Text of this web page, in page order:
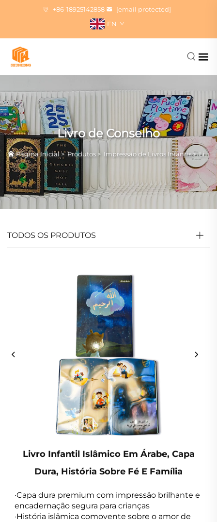
+86-18925142858
[email protected]
EN
Livro de Conselho
Página Inicial>Produtos > Impressão de Livros Infantis>Livro de Conselho
TODOS OS PRODUTOS
Livro Infantil Islâmico Em Árabe, Capa
Dura, História Sobre Fé E Família
·Capa dura premium com impressão brilhante e
encadernação segura para crianças
·História islâmica comovente sobre o amor de